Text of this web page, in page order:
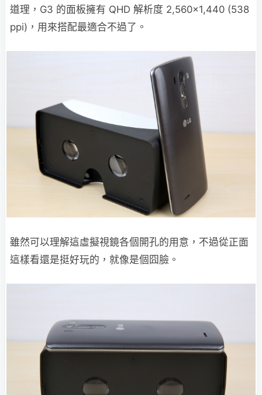
道理，G3 的面板擁有 QHD 解析度 2,560×1,440 (538
ppi)，用來搭配最適合不過了。
雖然可以理解這虛擬視鏡各個開孔的用意，不過從正面
這樣看還是挺好玩的，就像是個囧臉。